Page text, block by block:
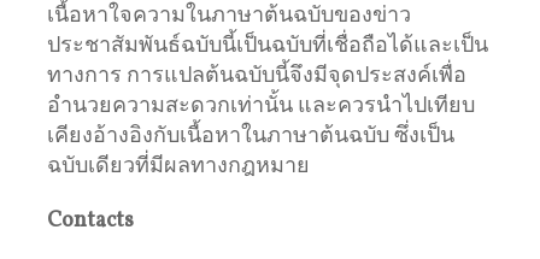
เนื้อหาใจความในภาษาต้นฉบับของข่าว
ประชาสัมพันธ์ฉบับนี้เป็นฉบับที่เชื่อถือได้และเป็น
ทางการ การแปลต้นฉบับนี้จึงมีจุดประสงค์เพื่อ
อำนวยความสะดวกเท่านั้น และควรนำไปเทียบ
เคียงอ้างอิงกับเนื้อหาในภาษาต้นฉบับ ซึ่งเป็น
ฉบับเดียวที่มีผลทางกฎหมาย
Contacts